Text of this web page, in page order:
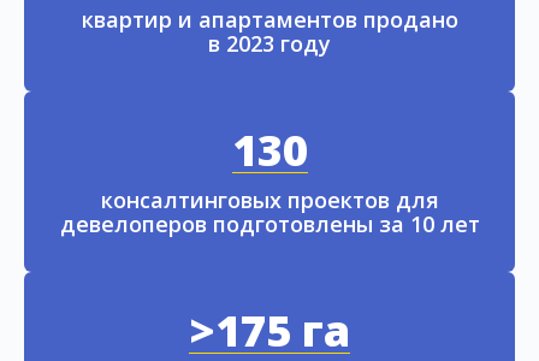
квартир и апартаментов продано
в 2023 году
130
консалтинговых проектов для
девелоперов подготовлены за 10 лет
>175 га